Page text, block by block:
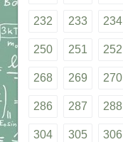
232 233 234
250 251 252
268 269 270
286 287 288
304 305 306